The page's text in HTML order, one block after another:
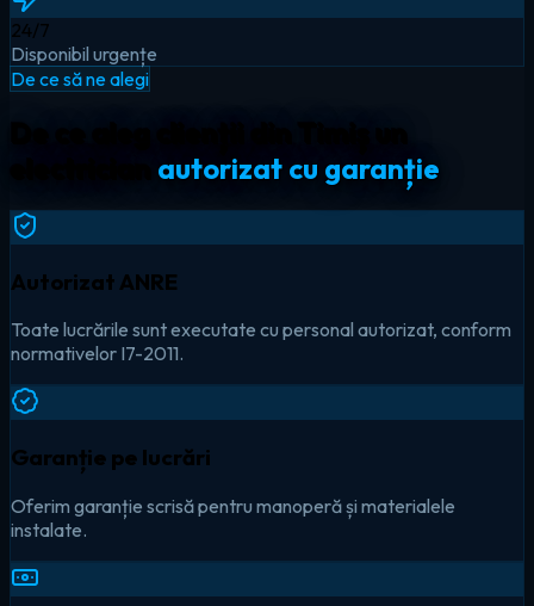
24/7
Disponibil urgențe
De ce să ne alegi
autorizat cu garanție
Autorizat ANRE
Toate lucrările sunt executate cu personal autorizat, conform
normativelor I7-2011.
Garanție pe lucrări
Oferim garanție scrisă pentru manoperă și materialele
instalate.